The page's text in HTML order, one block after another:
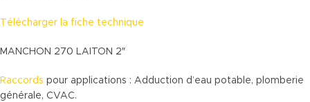
Télécharger la fiche technique
MANCHON 270 LAITON 2″
Raccords pour applications : Adduction d’eau potable, plomberie
générale, CVAC.